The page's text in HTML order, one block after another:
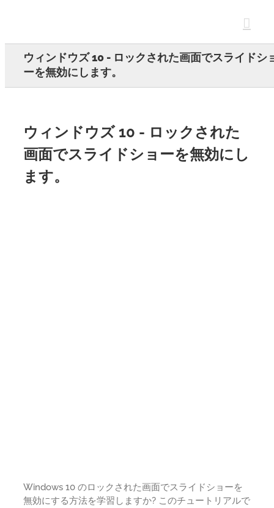
ウィンドウズ 10 - ロックされた画面でスライドシ
ーを無効にします。
ウィンドウズ 10 - ロックされた
画面でスライドショーを無効にし
ます。
Windows 10 のロックされた画面でスライドショーを
無効にする方法を学習しますか? このチュートリアルで